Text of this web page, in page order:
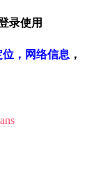
录使用
，网络信息 ，